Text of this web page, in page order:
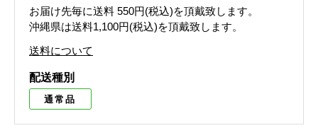
お届け先毎に送料 550円(税込)を頂戴致します。
沖縄県は送料1,100円(税込)を頂戴致します。
送料について
配送種別
通常品